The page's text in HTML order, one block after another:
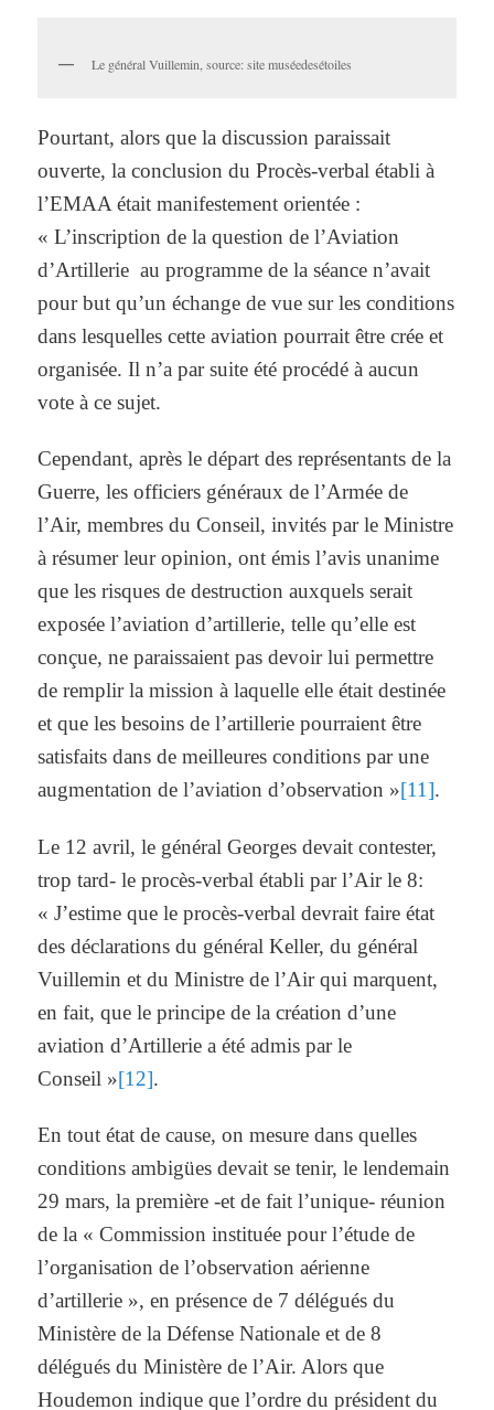
Le général Vuillemin, source: site muséedesétoiles
Pourtant, alors que la discussion paraissait
ouverte, la conclusion du Procès-verbal établi à
l’EMAA était manifestement orientée :
« L’inscription de la question de l’Aviation
d’Artillerie au programme de la séance n’avait
pour but qu’un échange de vue sur les conditions
dans lesquelles cette aviation pourrait être crée et
organisée. Il n’a par suite été procédé à aucun
vote à ce sujet.
Cependant, après le départ des représentants de la
Guerre, les officiers généraux de l’Armée de
l’Air, membres du Conseil, invités par le Ministre
à résumer leur opinion, ont émis l’avis unanime
que les risques de destruction auxquels serait
exposée l’aviation d’artillerie, telle qu’elle est
conçue, ne paraissaient pas devoir lui permettre
de remplir la mission à laquelle elle était destinée
et que les besoins de l’artillerie pourraient être
satisfaits dans de meilleures conditions par une
augmentation de l’aviation d’observation »[11].
Le 12 avril, le général Georges devait contester,
trop tard- le procès-verbal établi par l’Air le 8:
« J’estime que le procès-verbal devrait faire état
des déclarations du général Keller, du général
Vuillemin et du Ministre de l’Air qui marquent,
en fait, que le principe de la création d’une
aviation d’Artillerie a été admis par le
Conseil »[12].
En tout état de cause, on mesure dans quelles
conditions ambigües devait se tenir, le lendemain
29 mars, la première -et de fait l’unique- réunion
de la « Commission instituée pour l’étude de
l’organisation de l’observation aérienne
d’artillerie », en présence de 7 délégués du
Ministère de la Défense Nationale et de 8
délégués du Ministère de l’Air. Alors que
Houdemon indique que l’ordre du président du